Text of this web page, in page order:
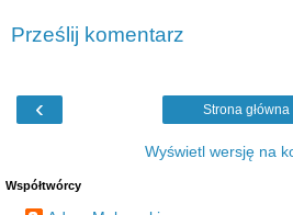
Prześlij komentarz
‹ Strona główna
Wyświetl wersję na
Współtwórcy